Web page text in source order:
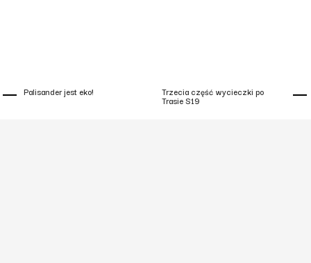
Palisander jest eko! Trzecia część wycieczki po
Trasie S19